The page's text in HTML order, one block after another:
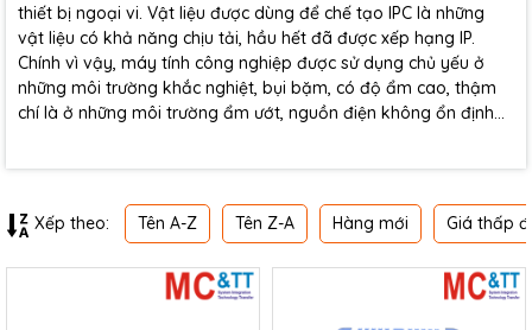
thiết bị ngoại vi. Vật liệu được dùng để chế tạo IPC là những
vật liệu có khả năng chịu tải, hầu hết đã được xếp hạng IP.
Chính vì vậy, máy tính công nghiệp được sử dụng chủ yếu ở
những môi trường khắc nghiệt, bụi bặm, có độ ẩm cao, thậm
chí là ở những môi trường ẩm ướt, nguồn điện không ổn định…
Xếp theo: Tên A-Z Tên Z-A Hàng mới Giá thấp